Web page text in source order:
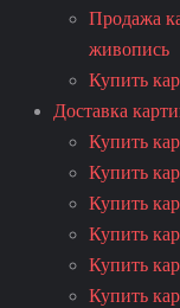
Продажа
живопись
Купить
Доставка
Купить
Купить
Купить
Купить
Купить
Купить